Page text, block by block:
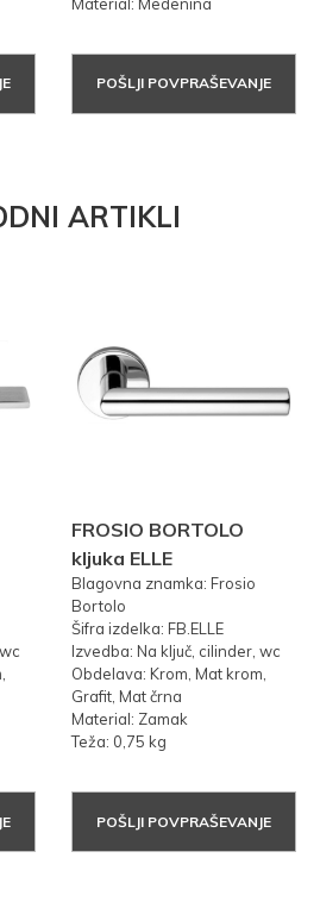
POŠLJI POVPRAŠEVANJE
ARTIKLI
FROSIO BORTOLO
kljuka ELLE
Blagovna znamka: Frosio
Bortolo
Šifra izdelka: FB.ELLE
Izvedba: Na ključ, cilinder, wc
Obdelava: Krom, Mat krom,
Grafit, Mat črna
Material: Zamak
Teža: 0,75 kg
POŠLJI POVPRAŠEVANJE